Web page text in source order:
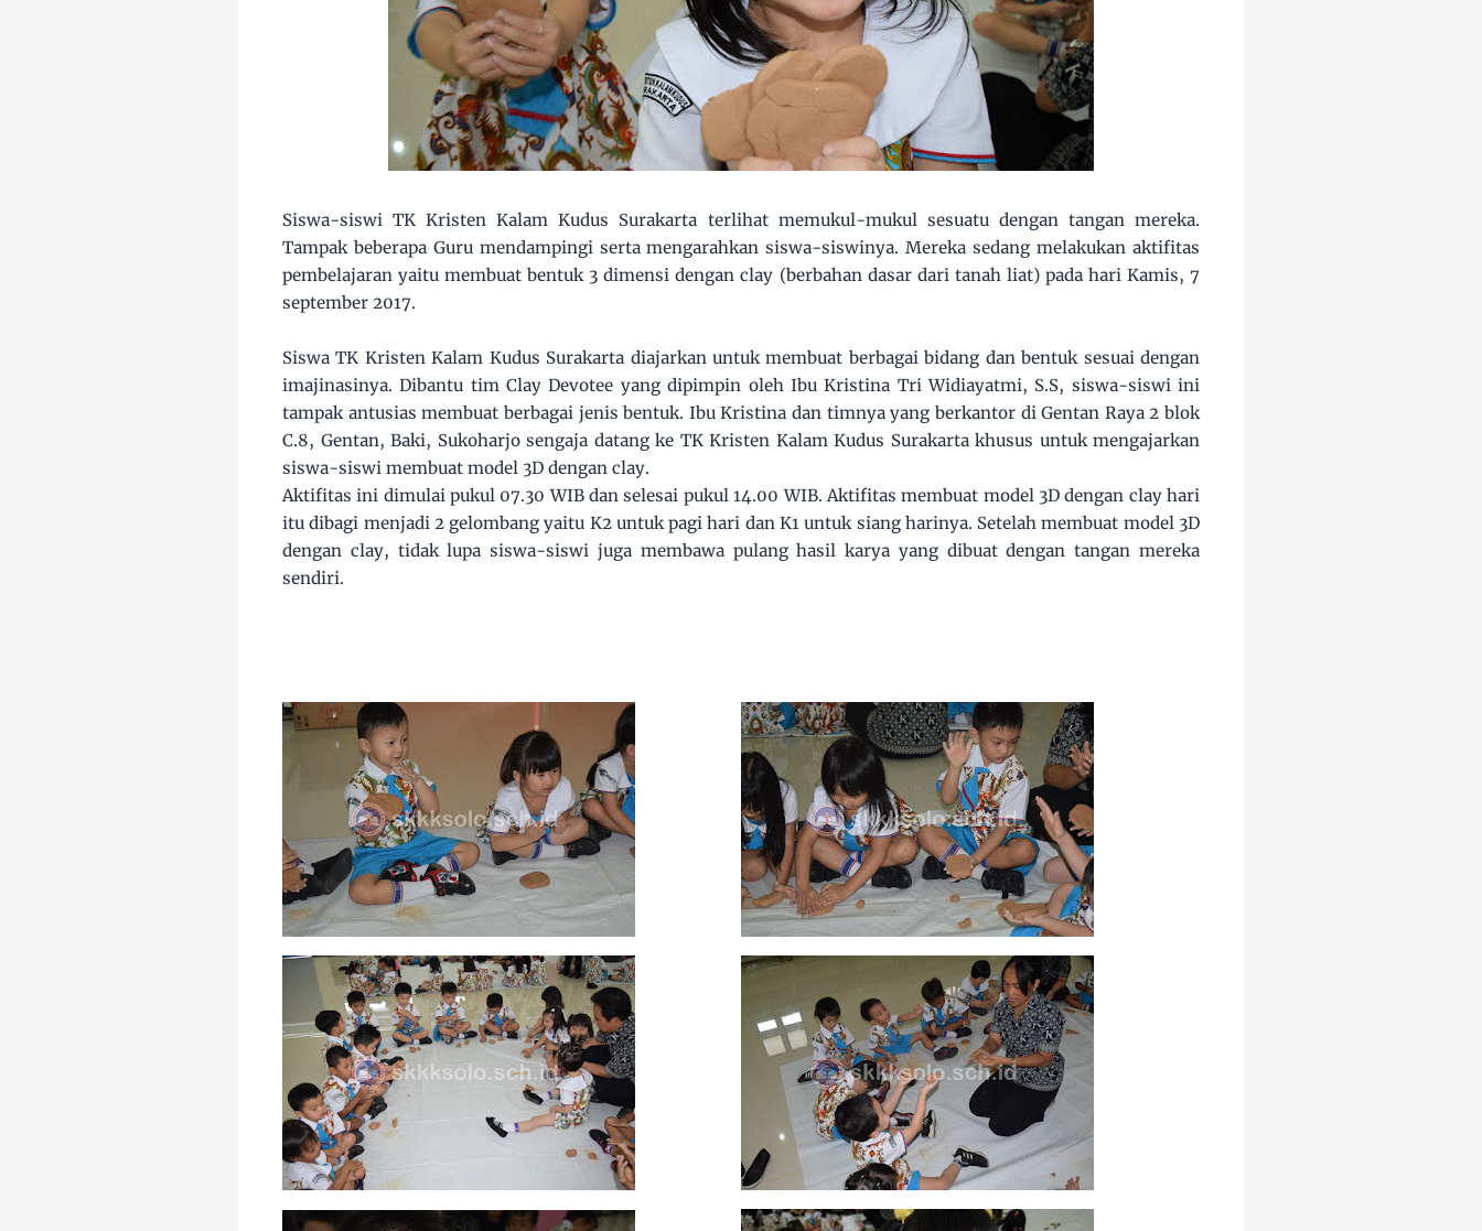
Siswa-siswi TK Kristen Kalam Kudus Surakarta terlihat memukul-mukul sesuatu dengan tangan mereka.
Tampak beberapa Guru mendampingi serta mengarahkan siswa-siswinya. Mereka sedang melakukan aktifitas
pembelajaran yaitu membuat bentuk 3 dimensi dengan clay (berbahan dasar dari tanah liat) pada hari Kamis, 7
september 2017.
Siswa TK Kristen Kalam Kudus Surakarta diajarkan untuk membuat berbagai bidang dan bentuk sesuai dengan
imajinasinya. Dibantu tim Clay Devotee yang dipimpin oleh Ibu Kristina Tri Widiayatmi, S.S, siswa-siswi ini
tampak antusias membuat berbagai jenis bentuk. Ibu Kristina dan timnya yang berkantor di Gentan Raya 2 blok
C.8, Gentan, Baki, Sukoharjo sengaja datang ke TK Kristen Kalam Kudus Surakarta khusus untuk mengajarkan
siswa-siswi membuat model 3D dengan clay.
Aktifitas ini dimulai pukul 07.30 WIB dan selesai pukul 14.00 WIB. Aktifitas membuat model 3D dengan clay hari
itu dibagi menjadi 2 gelombang yaitu K2 untuk pagi hari dan K1 untuk siang harinya. Setelah membuat model 3D
dengan clay, tidak lupa siswa-siswi juga membawa pulang hasil karya yang dibuat dengan tangan mereka
sendiri.